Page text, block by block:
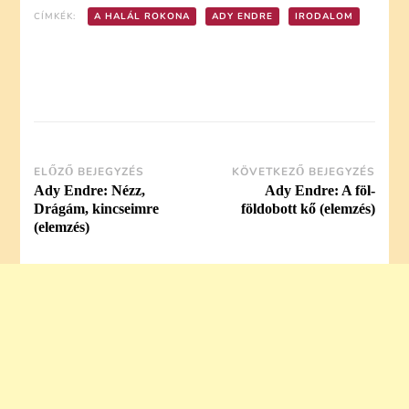
CÍMKÉK: A HALÁL ROKONA ADY ENDRE IRODALOM
Post
Navigation
ELŐZŐ BEJEGYZÉS
Ady Endre: Nézz,
Drágám, kincseimre
(elemzés)
KÖVETKEZŐ BEJEGYZÉS
Ady Endre: A föl-
földobott kő (elemzés)